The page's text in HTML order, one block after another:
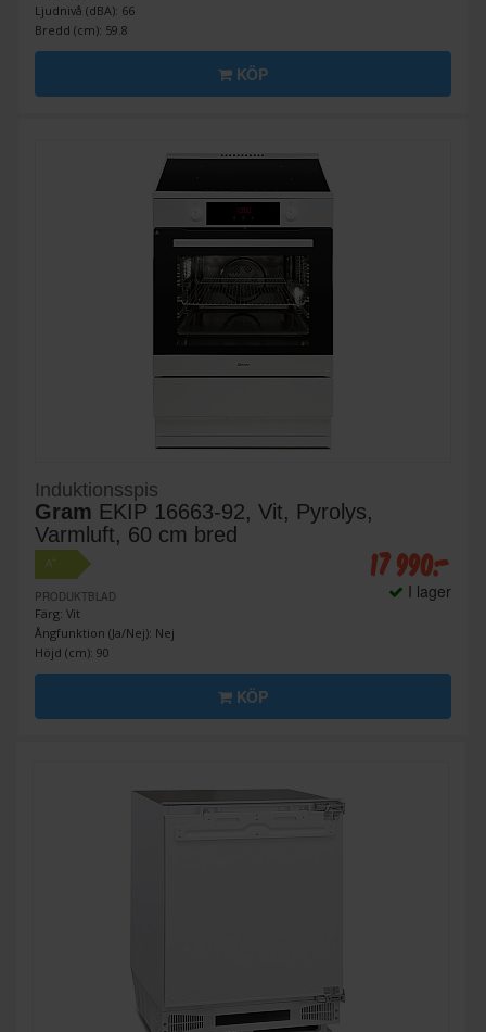
Ljudnivå (dBA): 66
Bredd (cm): 59.8
KÖP
Induktionsspis
Gram EKIP 16663-92, Vit, Pyrolys,
Varmluft, 60 cm bred
A+
PRODUKTBLAD
Färg: Vit
Ångfunktion (Ja/Nej): Nej
Höjd (cm): 90
17 990:-
I lager
KÖP